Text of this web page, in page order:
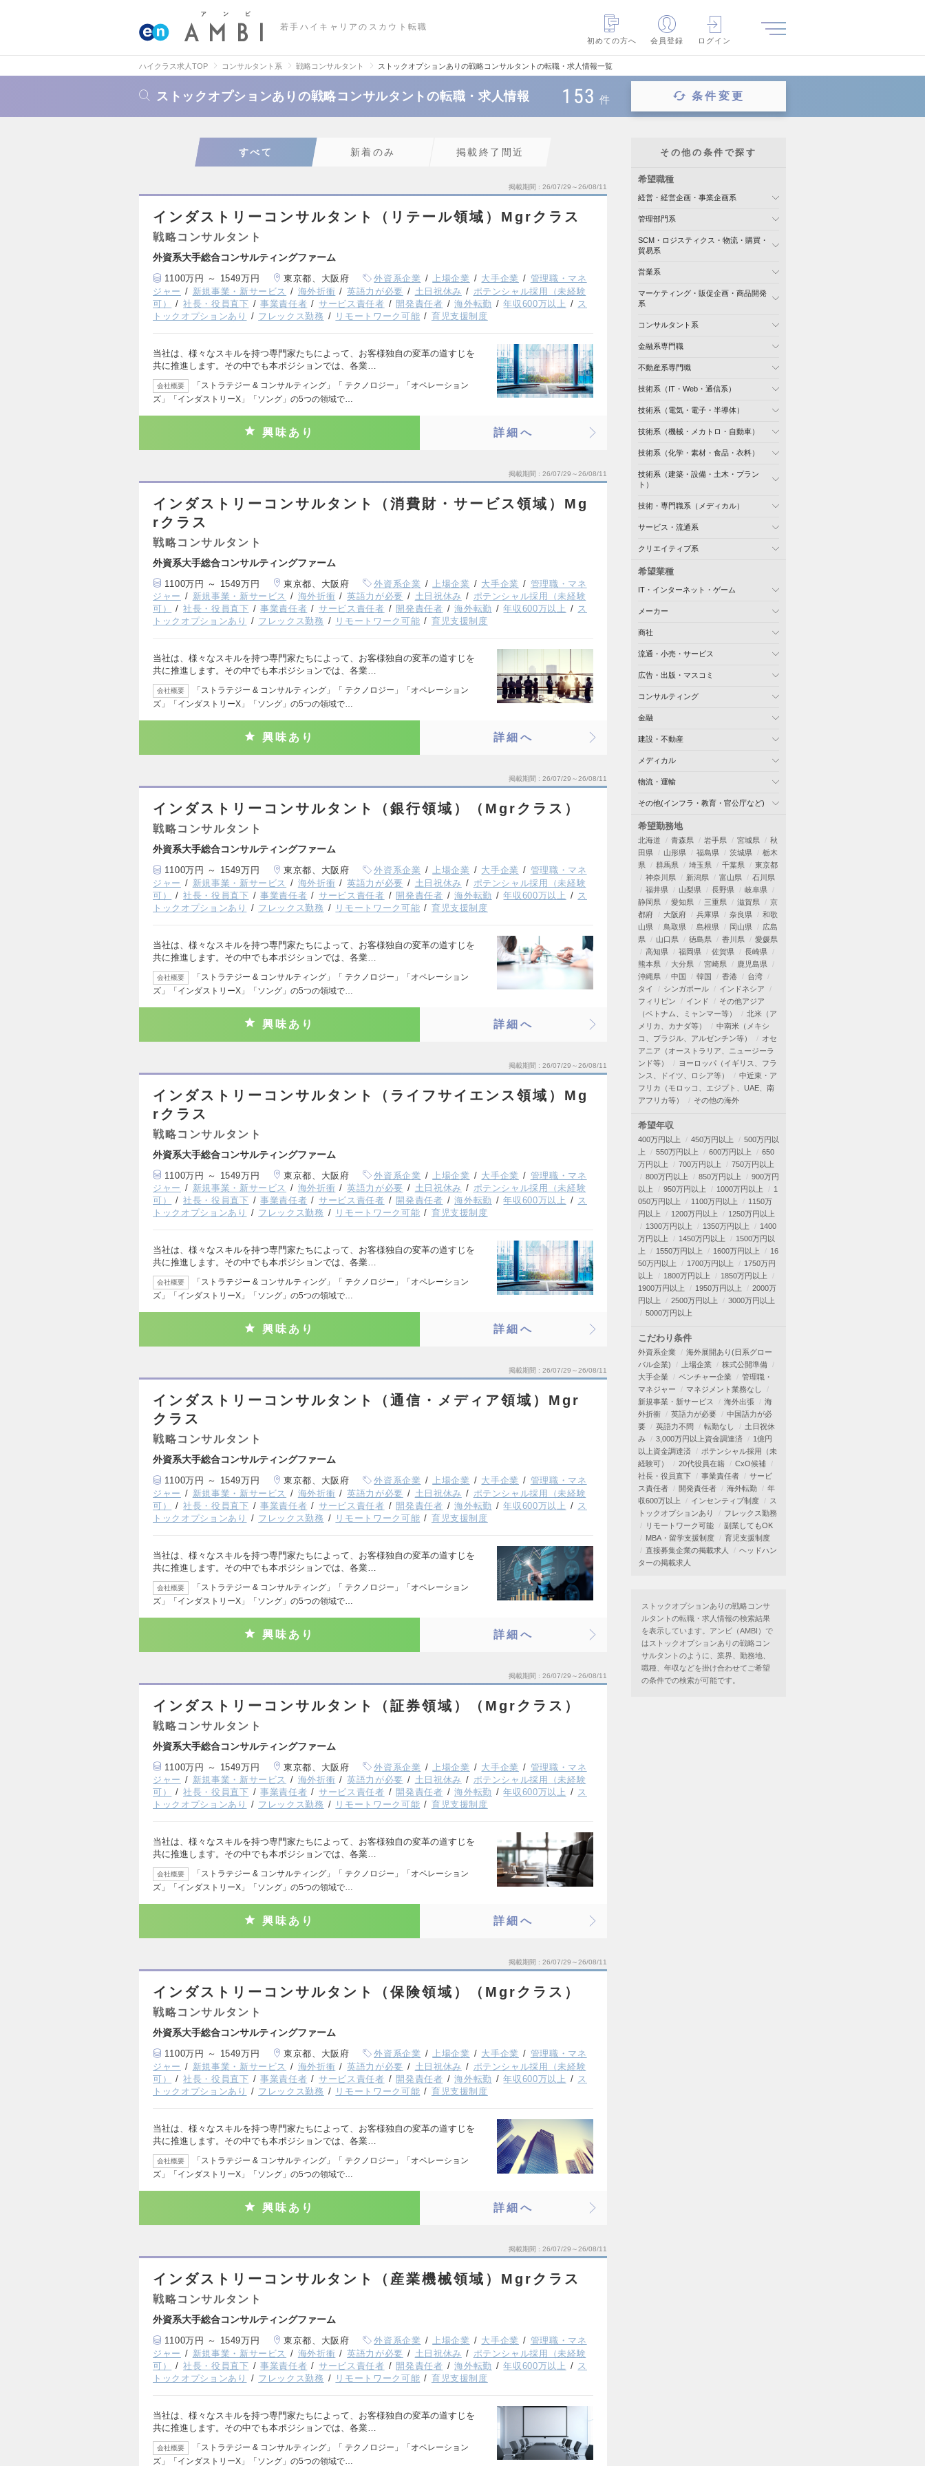
若手ハイキャリアのスカウト転職
初めての方へ
会員登録 ログイン
ハイクラス求人TOP コンサルタント系 戦略コンサルタント ストックオプションありの戦略コンサルタントの転職・求人情報一覧
ストックオプションありの戦略コンサルタントの転職・求人情報 153 件 条件変更
すべて 新着のみ 掲載終了間近
掲載期間 26/07/29～26/08/11
インダストリーコンサルタント（リテール領域）Mgrクラス
戦略コンサルタント
外資系大手総合コンサルティングファーム
1100万円 ～ 1549万円 東京都、大阪府 外資系企業 上場企業 大手企業
管理職・マネ
ジャー
新規事業・新サービス 海外折衝 英語力が必要 土日祝休み
ポテンシャル採用（未経験
可）
社長・役員直下 事業責任者 サービス責任者 開発責任者 海外転勤 年収600万以上
ス
トックオプションあり
フレックス勤務 リモートワーク可能 育児支援制度
当社は、様々なスキルを持つ専門家たちによって、お客様独自の変革の道すじを
共に推進します。その中でも本ポジションでは、各業…
会社概要
「ストラテジー & コンサルティング」「 テクノロジー」「オペレーション
ズ」「インダストリーX」「ソング」の5つの領域で…
興味あり 詳細へ
掲載期間 26/07/29～26/08/11
インダストリーコンサルタント（消費財・サービス領域）Mg
rクラス
戦略コンサルタント
外資系大手総合コンサルティングファーム
1100万円 ～ 1549万円 東京都、大阪府 外資系企業 上場企業 大手企業
管理職・マネ
ジャー
新規事業・新サービス 海外折衝 英語力が必要 土日祝休み
ポテンシャル採用（未経験
可）
社長・役員直下 事業責任者 サービス責任者 開発責任者 海外転勤 年収600万以上
ス
トックオプションあり
フレックス勤務 リモートワーク可能 育児支援制度
当社は、様々なスキルを持つ専門家たちによって、お客様独自の変革の道すじを
共に推進します。その中でも本ポジションでは、各業…
会社概要
「ストラテジー & コンサルティング」「 テクノロジー」「オペレーション
ズ」「インダストリーX」「ソング」の5つの領域で…
興味あり 詳細へ
掲載期間 26/07/29～26/08/11
インダストリーコンサルタント（銀行領域）（Mgrクラス）
戦略コンサルタント
外資系大手総合コンサルティングファーム
1100万円 ～ 1549万円 東京都、大阪府 外資系企業 上場企業 大手企業
管理職・マネ
ジャー
新規事業・新サービス 海外折衝 英語力が必要 土日祝休み
ポテンシャル採用（未経験
可）
社長・役員直下 事業責任者 サービス責任者 開発責任者 海外転勤 年収600万以上
ス
トックオプションあり
フレックス勤務 リモートワーク可能 育児支援制度
当社は、様々なスキルを持つ専門家たちによって、お客様独自の変革の道すじを
共に推進します。その中でも本ポジションでは、各業…
会社概要
「ストラテジー & コンサルティング」「 テクノロジー」「オペレーション
ズ」「インダストリーX」「ソング」の5つの領域で…
興味あり 詳細へ
掲載期間 26/07/29～26/08/11
インダストリーコンサルタント（ライフサイエンス領域）Mg
rクラス
戦略コンサルタント
外資系大手総合コンサルティングファーム
1100万円 ～ 1549万円 東京都、大阪府 外資系企業 上場企業 大手企業
管理職・マネ
ジャー
新規事業・新サービス 海外折衝 英語力が必要 土日祝休み
ポテンシャル採用（未経験
可）
社長・役員直下 事業責任者 サービス責任者 開発責任者 海外転勤 年収600万以上
ス
トックオプションあり
フレックス勤務 リモートワーク可能 育児支援制度
当社は、様々なスキルを持つ専門家たちによって、お客様独自の変革の道すじを
共に推進します。その中でも本ポジションでは、各業…
会社概要
「ストラテジー & コンサルティング」「 テクノロジー」「オペレーション
ズ」「インダストリーX」「ソング」の5つの領域で…
興味あり 詳細へ
掲載期間 26/07/29～26/08/11
インダストリーコンサルタント（通信・メディア領域）Mgr
クラス
戦略コンサルタント
外資系大手総合コンサルティングファーム
1100万円 ～ 1549万円 東京都、大阪府 外資系企業 上場企業 大手企業
管理職・マネ
ジャー
新規事業・新サービス 海外折衝 英語力が必要 土日祝休み
ポテンシャル採用（未経験
可）
社長・役員直下 事業責任者 サービス責任者 開発責任者 海外転勤 年収600万以上
ス
トックオプションあり
フレックス勤務 リモートワーク可能 育児支援制度
当社は、様々なスキルを持つ専門家たちによって、お客様独自の変革の道すじを
共に推進します。その中でも本ポジションでは、各業…
会社概要
「ストラテジー & コンサルティング」「 テクノロジー」「オペレーション
ズ」「インダストリーX」「ソング」の5つの領域で…
興味あり 詳細へ
掲載期間 26/07/29～26/08/11
インダストリーコンサルタント（証券領域）（Mgrクラス）
戦略コンサルタント
外資系大手総合コンサルティングファーム
1100万円 ～ 1549万円 東京都、大阪府 外資系企業 上場企業 大手企業
管理職・マネ
ジャー
新規事業・新サービス 海外折衝 英語力が必要 土日祝休み
ポテンシャル採用（未経験
可）
社長・役員直下 事業責任者 サービス責任者 開発責任者 海外転勤 年収600万以上
ス
トックオプションあり
フレックス勤務 リモートワーク可能 育児支援制度
当社は、様々なスキルを持つ専門家たちによって、お客様独自の変革の道すじを
共に推進します。その中でも本ポジションでは、各業…
会社概要
「ストラテジー & コンサルティング」「 テクノロジー」「オペレーション
ズ」「インダストリーX」「ソング」の5つの領域で…
興味あり 詳細へ
掲載期間 26/07/29～26/08/11
インダストリーコンサルタント（保険領域）（Mgrクラス）
戦略コンサルタント
外資系大手総合コンサルティングファーム
1100万円 ～ 1549万円 東京都、大阪府 外資系企業 上場企業 大手企業
管理職・マネ
ジャー
新規事業・新サービス 海外折衝 英語力が必要 土日祝休み
ポテンシャル採用（未経験
可）
社長・役員直下 事業責任者 サービス責任者 開発責任者 海外転勤 年収600万以上
ス
トックオプションあり
フレックス勤務 リモートワーク可能 育児支援制度
当社は、様々なスキルを持つ専門家たちによって、お客様独自の変革の道すじを
共に推進します。その中でも本ポジションでは、各業…
会社概要
「ストラテジー & コンサルティング」「 テクノロジー」「オペレーション
ズ」「インダストリーX」「ソング」の5つの領域で…
興味あり 詳細へ
掲載期間 26/07/29～26/08/11
インダストリーコンサルタント（産業機械領域）Mgrクラス
戦略コンサルタント
外資系大手総合コンサルティングファーム
1100万円 ～ 1549万円 東京都、大阪府 外資系企業 上場企業 大手企業
管理職・マネ
ジャー
新規事業・新サービス 海外折衝 英語力が必要 土日祝休み
ポテンシャル採用（未経験
可）
社長・役員直下 事業責任者 サービス責任者 開発責任者 海外転勤 年収600万以上
ス
トックオプションあり
フレックス勤務 リモートワーク可能 育児支援制度
当社は、様々なスキルを持つ専門家たちによって、お客様独自の変革の道すじを
共に推進します。その中でも本ポジションでは、各業…
会社概要
「ストラテジー & コンサルティング」「 テクノロジー」「オペレーション
ズ」「インダストリーX」「ソング」の5つの領域で…
その他の条件で探す
希望職種
経営・経営企画・事業企画系
管理部門系
SCM・ロジスティクス・物流・購買・
貿易系
営業系
マーケティング・販促企画・商品開発
系
コンサルタント系
金融系専門職
不動産系専門職
技術系（IT・Web・通信系）
技術系（電気・電子・半導体）
技術系（機械・メカトロ・自動車）
技術系（化学・素材・食品・衣料）
技術系（建築・設備・土木・プラン
ト）
技術・専門職系（メディカル）
サービス・流通系
クリエイティブ系
希望業種
IT・インターネット・ゲーム
メーカー
商社
流通・小売・サービス
広告・出版・マスコミ
コンサルティング
金融
建設・不動産
メディカル
物流・運輸
その他(インフラ・教育・官公庁など)
希望勤務地
北海道 青森県 岩手県 宮城県
秋
田県
山形県 福島県 茨城県
栃木
県
群馬県 埼玉県 千葉県
東京都
神奈川県
新潟県 富山県
石川県
福井県
山梨県 長野県
岐阜県
静岡県
愛知県 三重県 滋賀県
京
都府
大阪府 兵庫県 奈良県
和歌
山県
鳥取県 島根県 岡山県
広島
県
山口県 徳島県 香川県
愛媛県
高知県
福岡県 佐賀県
長崎県
熊本県
大分県 宮崎県
鹿児島県
沖縄県
中国 韓国 香港
台湾
タイ
シンガポール
インドネシア
フィリピン
インド
その他アジア
（ベトナム、ミャンマー等）
北米（ア
メリカ、カナダ等）
中南米（メキシ
コ、ブラジル、アルゼンチン等）
オセ
アニア（オーストラリア、ニュージーラ
ンド等）
ヨーロッパ（イギリス、フラ
ンス、ドイツ、ロシア等）
中近東・ア
フリカ（モロッコ、エジプト、UAE、南
アフリカ等）
その他の海外
希望年収
400万円以上 450万円以上
500万円以
上
550万円以上 600万円以上
650
万円以上
700万円以上
750万円以上
800万円以上
850万円以上
900万円
以上
950万円以上 1000万円以上
1
050万円以上
1100万円以上
1150万
円以上
1200万円以上
1250万円以上
1300万円以上
1350万円以上
1400
万円以上
1450万円以上
1500万円以
上
1550万円以上 1600万円以上
16
50万円以上
1700万円以上
1750万円
以上
1800万円以上
1850万円以上
1900万円以上
1950万円以上
2000万
円以上
2500万円以上
3000万円以上
5000万円以上
こだわり条件
外資系企業
海外展開あり(日系グロー
バル企業)
上場企業
株式公開準備
大手企業
ベンチャー企業
管理職・
マネジャー
マネジメント業務なし
新規事業・新サービス
海外出張
海
外折衝
英語力が必要
中国語力が必
要
英語力不問 転勤なし
土日祝休
み
3,000万円以上資金調達済
1億円
以上資金調達済
ポテンシャル採用（未
経験可）
20代役員在籍
CxO候補
社長・役員直下
事業責任者
サービ
ス責任者
開発責任者 海外転勤
年
収600万以上
インセンティブ制度
ス
トックオプションあり
フレックス勤務
リモートワーク可能
副業してもOK
MBA・留学支援制度
育児支援制度
直接募集企業の掲載求人
ヘッドハン
ターの掲載求人
ストックオプションありの戦略コンサ
ルタントの転職・求人情報の検索結果
を表示しています。アンビ（AMBI）で
はストックオプションありの戦略コン
サルタントのように、業界、勤務地、
職種、年収などを掛け合わせてご希望
の条件での検索が可能です。